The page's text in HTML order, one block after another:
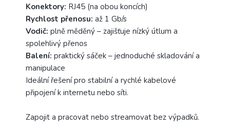
Konektory: RJ45 (na obou koncích)
Rychlost přenosu: až 1 Gb/s
Vodič: plně měděný – zajišťuje nízký útlum a
spolehlivý přenos
Balení: praktický sáček – jednoduché skladování a
manipulace
Ideální řešení pro stabilní a rychlé kabelové
připojení k internetu nebo síti.
Zapojit a pracovat nebo streamovat bez výpadků.